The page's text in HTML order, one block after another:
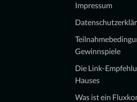
Impressum
Gewinnspiele
Die Link-
Hauses
Was ist ein